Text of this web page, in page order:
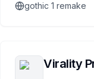
gothic 1 remake
Virality